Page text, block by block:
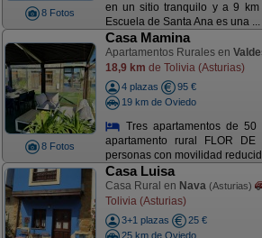
8 Fotos
en un sitio tranquilo y a 9
Escuela de Santa Ana es una ...
8 Fotos
Casa Mamina
Apartamentos Rurales en
18,9 km de Tolivia (Asturias)
4 plazas
95 €
19 km de Oviedo
Tres apartamentos de
apartamento rural FLOR
personas con movilidad
Casa Luisa
Casa Rural en Nava (Asturias)
Tolivia (Asturias)
3+1 plazas
25 €
25 km de Oviedo